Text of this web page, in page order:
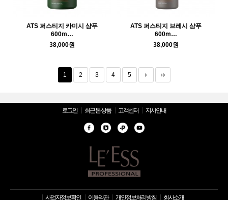
ATS 퍼스티지 카미시 샴푸
600m…
38,000원
ATS 퍼스티지 브레시 샴푸
600m…
38,000원
1 2 3 4 5
로그인 최근 본 상품 고객센터 지사안내
사업자정보확인 이용약관 개인정보처리방침 회사소개